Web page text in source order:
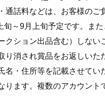
話料などは、お客様のご
～9月上旬予定です。また
ション出品含む）しない
り消され賞品をお返しいた
・住所等を記載させてい
ます。複数のアカウント